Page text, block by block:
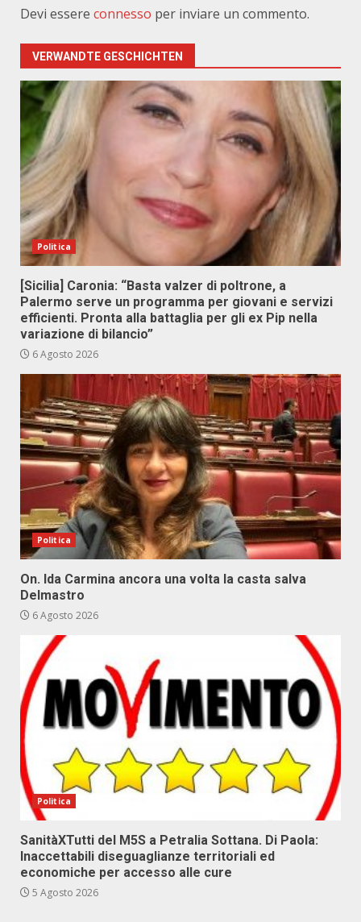
Devi essere connesso per inviare un commento.
VERWANDTE GESCHICHTEN
Politica
[Sicilia] Caronia: “Basta valzer di poltrone, a
Palermo serve un programma per giovani e servizi
efficienti. Pronta alla battaglia per gli ex Pip nella
variazione di bilancio”
6 Agosto 2026
Politica
On. Ida Carmina ancora una volta la casta salva
Delmastro
6 Agosto 2026
Politica
SanitàXTutti del M5S a Petralia Sottana. Di Paola:
Inaccettabili diseguaglianze territoriali ed
economiche per accesso alle cure
5 Agosto 2026